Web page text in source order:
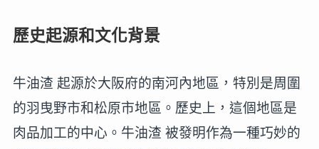
歷史起源和文化背景
牛油渣 起源於大阪府的南河內地區，特別是周圍
的羽曳野市和松原市地區。歷史上，這個地區是
肉品加工的中心。牛油渣 被發明作為一種巧妙的